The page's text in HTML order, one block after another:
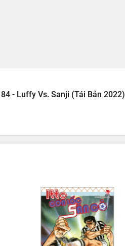
- Luffy Vs. Sanji (Tái Bản 2022)